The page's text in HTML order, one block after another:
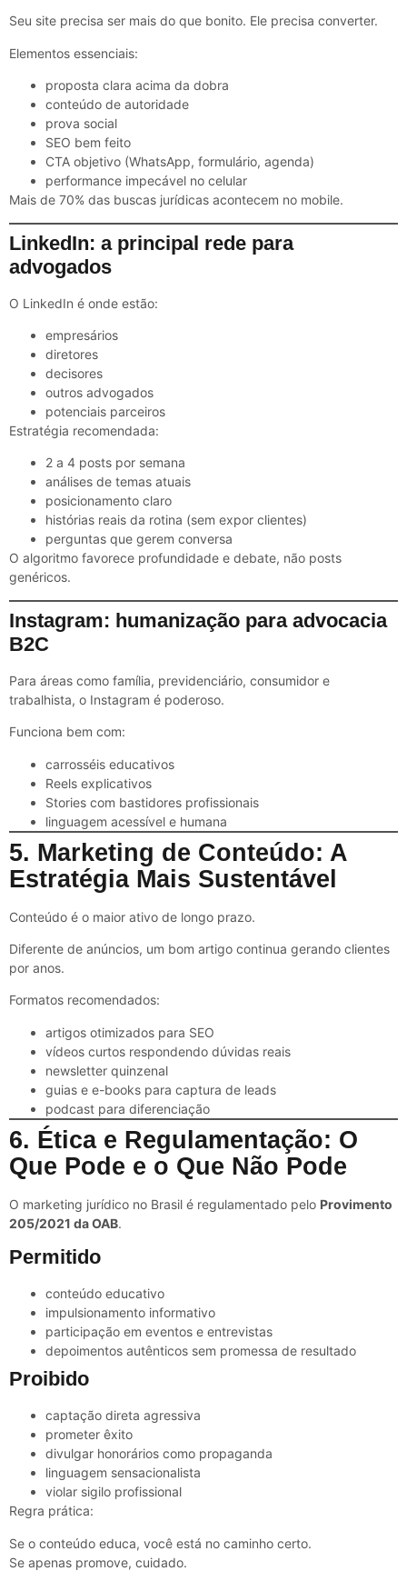
Seu site precisa ser mais do que bonito. Ele precisa converter.
Elementos essenciais:
proposta clara acima da dobra
conteúdo de autoridade
prova social
SEO bem feito
CTA objetivo (WhatsApp, formulário, agenda)
performance impecável no celular
Mais de 70% das buscas jurídicas acontecem no mobile.
LinkedIn: a principal rede para
advogados
O LinkedIn é onde estão:
empresários
diretores
decisores
outros advogados
potenciais parceiros
Estratégia recomendada:
2 a 4 posts por semana
análises de temas atuais
posicionamento claro
histórias reais da rotina (sem expor clientes)
perguntas que gerem conversa
O algoritmo favorece profundidade e debate, não posts
genéricos.
Instagram: humanização para advocacia
B2C
Para áreas como família, previdenciário, consumidor e
trabalhista, o Instagram é poderoso.
Funciona bem com:
carrosséis educativos
Reels explicativos
Stories com bastidores profissionais
linguagem acessível e humana
5. Marketing de Conteúdo: A
Estratégia Mais Sustentável
Conteúdo é o maior ativo de longo prazo.
Diferente de anúncios, um bom artigo continua gerando clientes
por anos.
Formatos recomendados:
artigos otimizados para SEO
vídeos curtos respondendo dúvidas reais
newsletter quinzenal
guias e e-books para captura de leads
podcast para diferenciação
6. Ética e Regulamentação: O
Que Pode e o Que Não Pode
O marketing jurídico no Brasil é regulamentado pelo Provimento
205/2021 da OAB.
Permitido
conteúdo educativo
impulsionamento informativo
participação em eventos e entrevistas
depoimentos autênticos sem promessa de resultado
Proibido
captação direta agressiva
prometer êxito
divulgar honorários como propaganda
linguagem sensacionalista
violar sigilo profissional
Regra prática:
Se o conteúdo educa, você está no caminho certo.
Se apenas promove, cuidado.